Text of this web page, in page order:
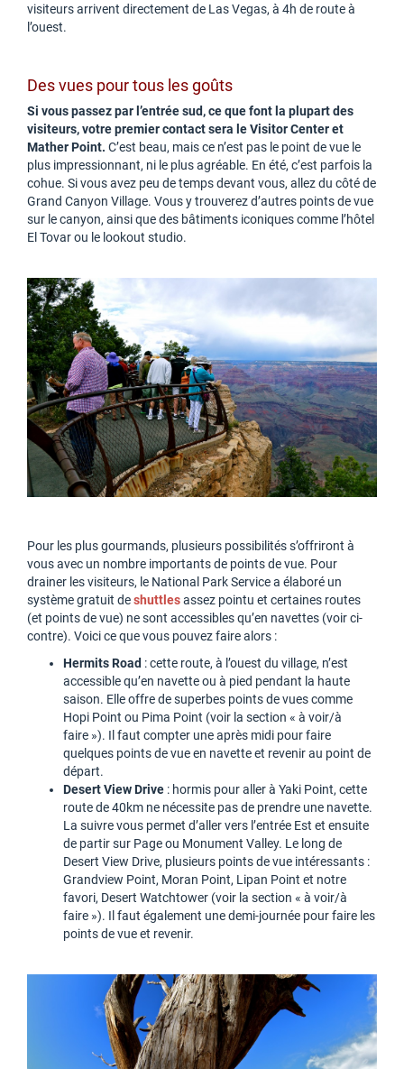
visiteurs arrivent directement de Las Vegas, à 4h de route à
l’ouest.
Des vues pour tous les goûts
Si vous passez par l’entrée sud, ce que font la plupart des
visiteurs, votre premier contact sera le Visitor Center et
Mather Point. C’est beau, mais ce n’est pas le point de vue le
plus impressionnant, ni le plus agréable. En été, c’est parfois la
cohue. Si vous avez peu de temps devant vous, allez du côté de
Grand Canyon Village. Vous y trouverez d’autres points de vue
sur le canyon, ainsi que des bâtiments iconiques comme l’hôtel
El Tovar ou le lookout studio.
Pour les plus gourmands, plusieurs possibilités s’offriront à
vous avec un nombre importants de points de vue. Pour
drainer les visiteurs, le National Park Service a élaboré un
système gratuit deshuttlesassez pointu et certaines routes
(et points de vue) ne sont accessibles qu’en navettes (voir ci-
contre). Voici ce que vous pouvez faire alors :
Hermits Road : cette route, à l’ouest du village, n’est
accessible qu’en navette ou à pied pendant la haute
saison. Elle offre de superbes points de vues comme
Hopi Point ou Pima Point (voir la section « à voir/à
faire »). Il faut compter une après midi pour faire
quelques points de vue en navette et revenir au point de
départ.
Desert View Drive : hormis pour aller à Yaki Point, cette
route de 40km ne nécessite pas de prendre une navette.
La suivre vous permet d’aller vers l’entrée Est et ensuite
de partir sur Page ou Monument Valley. Le long de
Desert View Drive, plusieurs points de vue intéressants :
Grandview Point, Moran Point, Lipan Point et notre
favori, Desert Watchtower (voir la section « à voir/à
faire »). Il faut également une demi-journée pour faire les
points de vue et revenir.